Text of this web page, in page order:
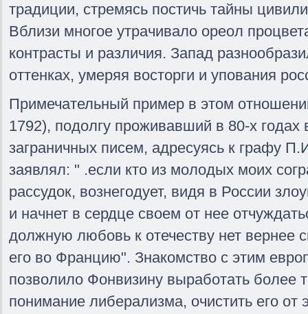
традиции, стремясь постичь тайны
Вблизи многое утрачивало ореол
контрасты и различия. Запад
оттенках, умеряя восторги и упования
Примечательный пример в этом
1792), подолгу проживавший в 80-х
заграничных писем, адресуясь к графу
заявлял: " .если кто из молодых моих
рассудок, вознегодует, видя в России
и начнет в сердце своем от нее
должную любовь к отечеству нет вернее
его во Францию". Знакомство с этим
позволило Фонвизину выработать более
понимание либерализма, очистить его от